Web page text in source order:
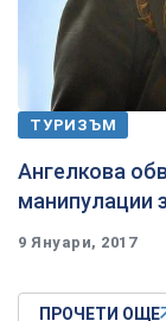
ТУРИЗЪМ
Ангелкова
манипулации
9 Януари, 2017
ПРОЧЕТИ ОЩЕ